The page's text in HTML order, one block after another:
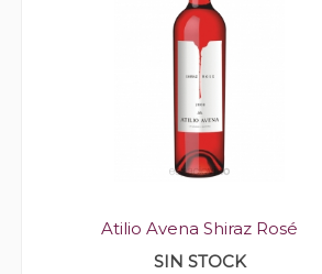
Atilio Avena Shiraz Rosé
SIN STOCK